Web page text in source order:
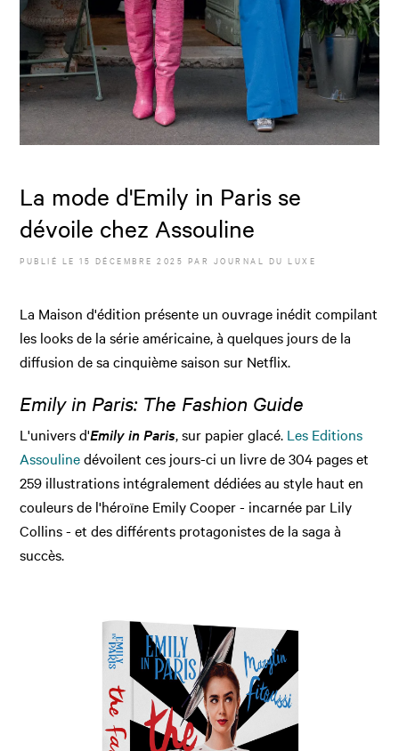
La mode d'Emily in Paris se
dévoile chez Assouline
PUBLIÉ LE15 DÉCEMBRE 2025 PAR JOURNAL DU LUXE
La Maison d'édition présente un ouvrage inédit compilant
les looks de la série américaine, à quelques jours de la
diffusion de sa cinquième saison sur Netflix.
Emily in Paris: The Fashion Guide
L'univers d'Emily in Paris, sur papier glacé. Les Editions
Assoulinedévoilent ces jours-ci un livre de 304 pages et
259 illustrations intégralement dédiées au style haut en
couleurs de l'héroïne Emily Cooper - incarnée par Lily
Collins - et des différents protagonistes de la saga à
succès.